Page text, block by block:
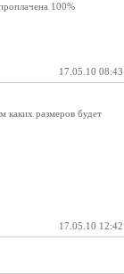
100%
17.05.10 08:43
каких размеров будет
17.05.10 12:42